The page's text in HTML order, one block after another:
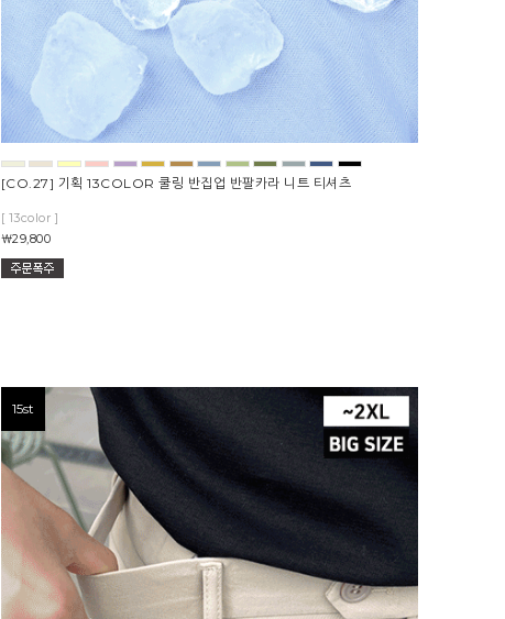
[CO.27] 기획 13COLOR 쿨링 반집업 반팔카라 니트 티셔츠
[ 13color ]
￦29,800
15st